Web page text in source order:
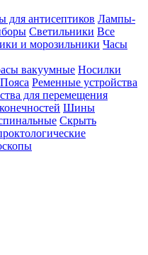
для антисептиков Лампы-
Светильники Все
и морозильники Часы
вакуумные Носилки
Пояса Ременные устройства
для перемещения
Шины
Скрыть